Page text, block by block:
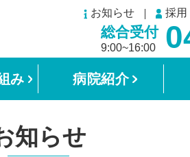
お知らせ 採用
総合受付
9:00~16:00
み 病院紹介
知らせ